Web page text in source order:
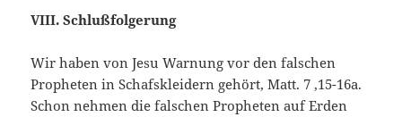
VIII. Schlußfolgerung
Wir haben von Jesu Warnung vor den falschen
Propheten in Schafskleidern gehört, Matt. 7 ,15-16a.
Schon nehmen die falschen Propheten auf Erden